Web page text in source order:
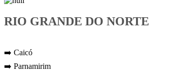
RIO GRANDE DO NORTE
➡️ Caicó
➡️ Parnamirim